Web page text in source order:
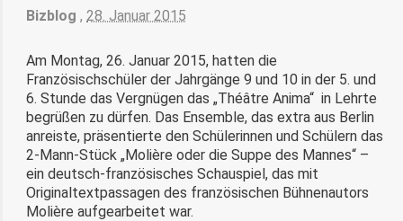
Bizblog , 28. Januar 2015
Am Montag, 26. Januar 2015, hatten die
Französischschüler der Jahrgänge 9 und 10 in der 5. und
6. Stunde das Vergnügen das „Théâtre Anima“ in Lehrte
begrüßen zu dürfen. Das Ensemble, das extra aus Berlin
anreiste, präsentierte den Schülerinnen und Schülern das
2-Mann-Stück „Molière oder die Suppe des Mannes“ –
ein deutsch-französisches Schauspiel, das mit
Originaltextpassagen des französischen Bühnenautors
Molière aufgearbeitet war.